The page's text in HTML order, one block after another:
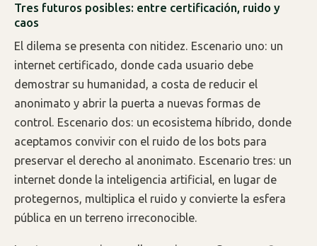
Tres futuros posibles: entre certificación, ruido y
caos
El dilema se presenta con nitidez. Escenario uno: un
internet certificado, donde cada usuario debe
demostrar su humanidad, a costa de reducir el
anonimato y abrir la puerta a nuevas formas de
control. Escenario dos: un ecosistema híbrido, donde
aceptamos convivir con el ruido de los bots para
preservar el derecho al anonimato. Escenario tres: un
internet donde la inteligencia artificial, en lugar de
protegernos, multiplica el ruido y convierte la esfera
pública en un terreno irreconocible.